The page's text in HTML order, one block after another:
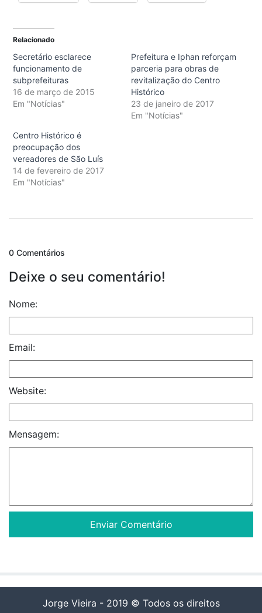
Relacionado
Secretário esclarece
funcionamento de
subprefeituras
16 de março de 2015
Em "Notícias"
Prefeitura e Iphan reforçam
parceria para obras de
revitalização do Centro
Histórico
23 de janeiro de 2017
Em "Notícias"
Centro Histórico é
preocupação dos
vereadores de São Luís
14 de fevereiro de 2017
Em "Notícias"
0 Comentários
Deixe o seu comentário!
Nome:
Email:
Website:
Mensagem:
Jorge Vieira - 2019 © Todos os direitos